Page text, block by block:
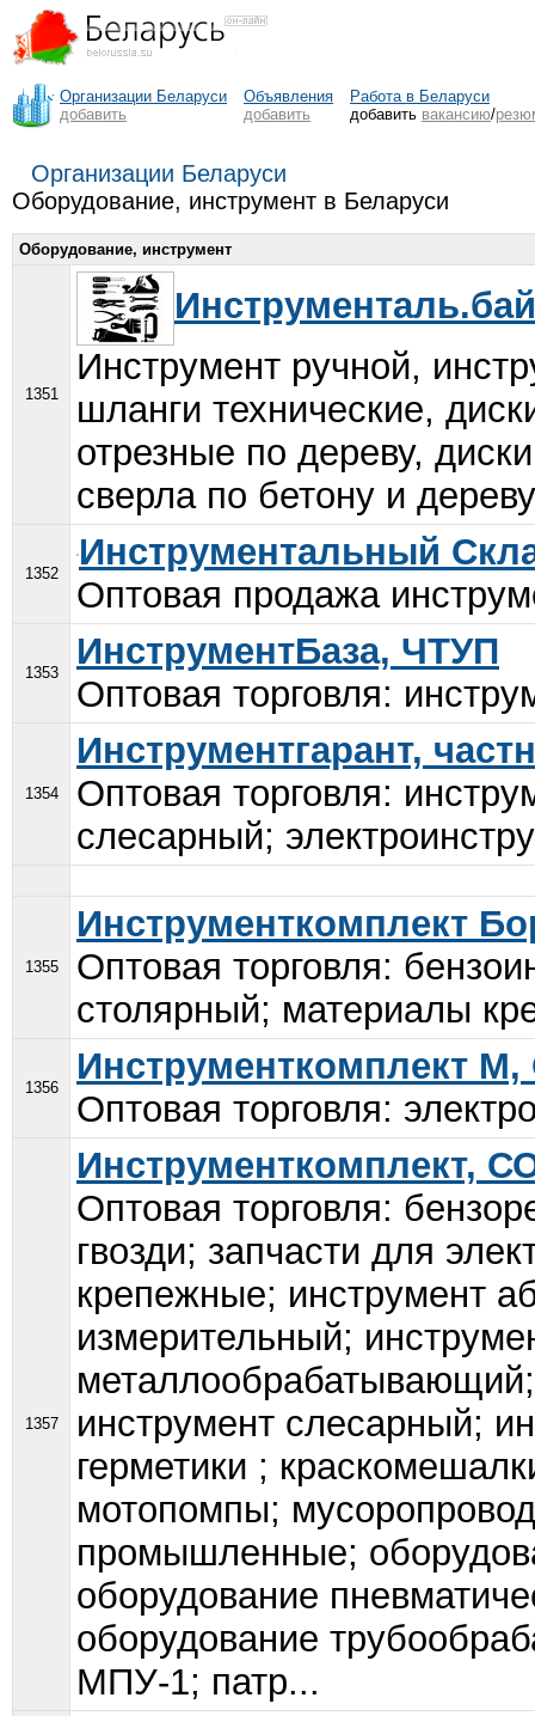
Организации Беларуси
добавить
Объявления
добавить
Работа в Беларуси
добавить вакансию/
Организации Беларуси
Оборудование, инструмент в Беларуси
Оборудование, инструмент
1351
Инструмент ручной,
шланги технические,
отрезные по дереву,
сверла по бетону и
1352
Инструментальный
Оптовая продажа
1353
ИнструментБаза, ЧТУП
Оптовая торговля:
1354
Инструментгарант,
Оптовая торговля:
слесарный;
1355
Инструменткомплект
Оптовая торговля:
столярный; материалы
1356
Инструменткомплект
Оптовая торговля:
1357
Инструменткомплект,
Оптовая торговля:
гвозди; запчасти для
крепежные; инструмент
измерительный;
инструмент слесарный;
герметики ;
мотопомпы;
промышленные;
оборудование
оборудование
МПУ-1; патр...